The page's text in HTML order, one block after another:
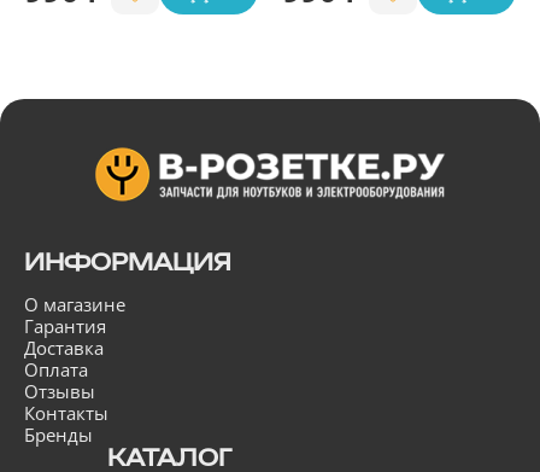
ИНФОРМАЦИЯ
О магазине
Гарантия
Доставка
Оплата
Отзывы
Контакты
Бренды
КАТАЛОГ